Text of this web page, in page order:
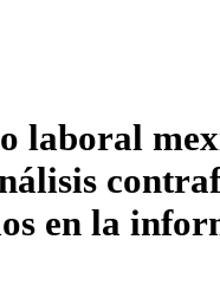
laboral
en la